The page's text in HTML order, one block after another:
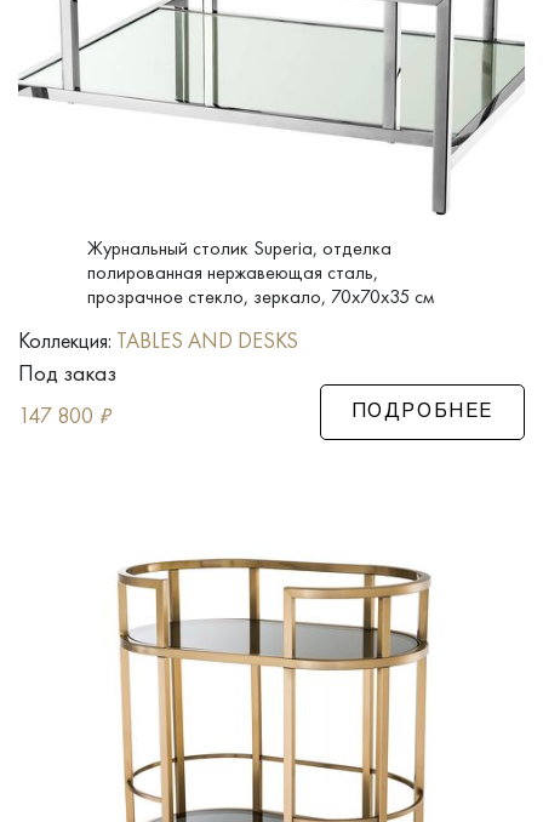
Журнальный столик Superia, отделка
полированная нержавеющая сталь,
прозрачное стекло, зеркало, 70x70x35 см
Коллекция: TABLES AND DESKS
Под заказ
147 800 ₽ ПОДРОБНЕЕ